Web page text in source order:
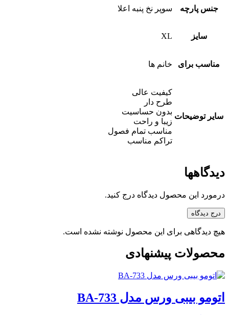
جنس پارچه سوپر نخ پنبه اعلا
سایز XL
مناسب برای خانم ها
سایر توضیحات
کیفیت عالی
طرح دار
بدون حساسیت
زیبا و راحت
مناسب تمام فصول
تراکم مناسب
دیدگاهها
درمورد این محصول دیدگاه درج کنید.
درج دیدگاه
هیچ دیدگاهی برای این محصول نوشته نشده است.
محصولات پیشنهادی
اتومو بیبی ورس مدل BA-733